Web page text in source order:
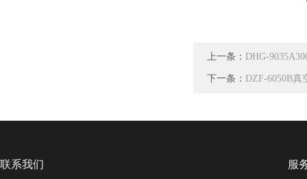
上一条： DHG-
下一条： DZF-6050B真
联系我们 服